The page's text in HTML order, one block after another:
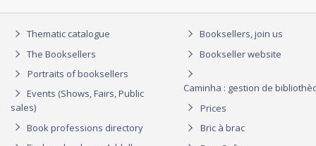
Thematic catalogue
The Booksellers
Portraits of booksellers
Events (Shows, Fairs, Public
sales)
Book professions directory
Booksellers, join us
Bookseller website
Caminha : gestion de
Prices
Bric à brac